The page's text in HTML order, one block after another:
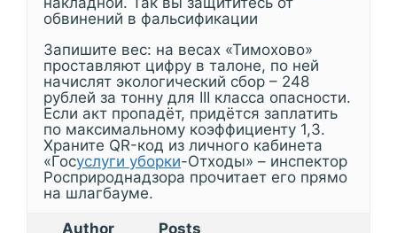
обвинений в фальсификации
Запишите вес: на весах «Тимохово»
проставляют цифру в талоне, по ней
начислят экологический сбор – 248
рублей за тонну для III класса опасности.
Если акт пропадёт, придётся заплатить
по максимальному коэффициенту 1,3.
Храните QR-код из личного кабинета
«Госуслуги уборки-Отходы» – инспектор
Росприроднадзора прочитает его прямо
на шлагбауме.
Author
Posts